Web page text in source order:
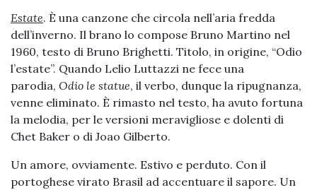
Estate. È una canzone che circola nell’aria fredda
dell’inverno. Il brano lo compose Bruno Martino nel
1960, testo di Bruno Brighetti. Titolo, in origine, “Odio
l’estate”. Quando Lelio Luttazzi ne fece una
parodia, Odio le statue, il verbo, dunque la ripugnanza,
venne eliminato. È rimasto nel testo, ha avuto fortuna
la melodia, per le versioni meravigliose e dolenti di
Chet Baker o di Joao Gilberto.
Un amore, ovviamente. Estivo e perduto. Con il
portoghese virato Brasil ad accentuare il sapore. Un